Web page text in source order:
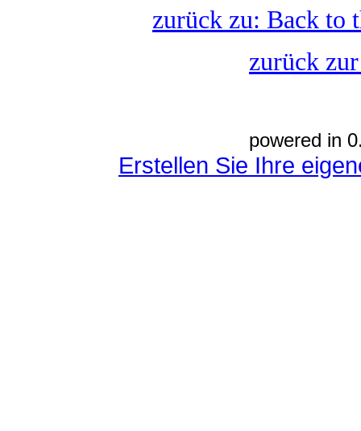
zurück zu: Back to
zurück
powered in
Erstellen Sie Ihre